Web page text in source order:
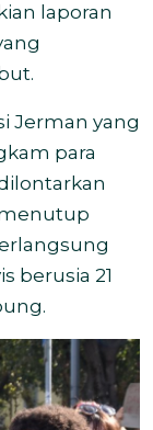
laporan
Jerman yang
para
berusia 21